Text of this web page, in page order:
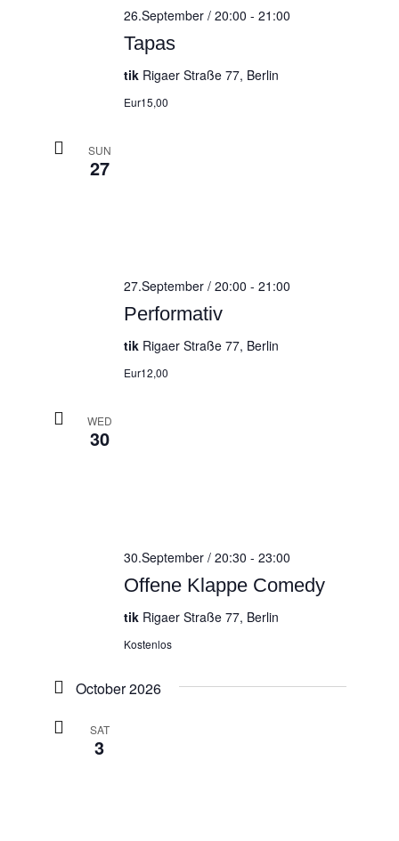
Tapas
26.September / 20:00 - 21:00
tik Rigaer Straße 77, Berlin
Eur15,00
SUN
27
Performativ
27.September / 20:00 - 21:00
tik Rigaer Straße 77, Berlin
Eur12,00
WED
30
Offene Klappe Comedy
30.September / 20:30 - 23:00
tik Rigaer Straße 77, Berlin
Kostenlos
October 2026
SAT
3